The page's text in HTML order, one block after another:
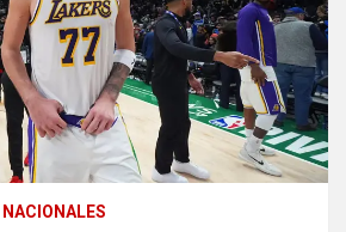
NACIONALES